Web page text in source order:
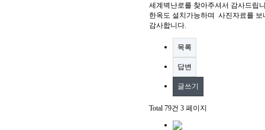
세계벽난로를 찾아주셔서 감사드립
한옥도 설치가능하며 사진자료를
감사합니다.
목록
답변
글쓰기
Total 79건 3 페이지